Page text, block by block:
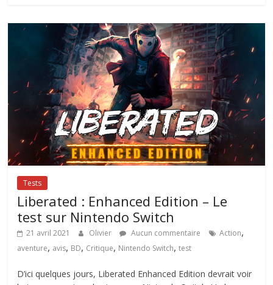
Tests
Liberated : Enhanced Edition – Le
test sur Nintendo Switch
21 avril 2021 Olivier Aucun commentaire Action,
aventure, avis, BD, Critique, Nintendo Switch,test
D’ici quelques jours, Liberated Enhanced Edition devrait voir